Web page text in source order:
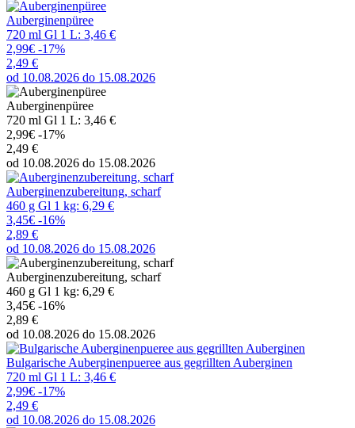
Auberginenpüree
720 ml Gl 1 L: 3,46 €
2,99€ -17%
2,49 €
od 10.08.2026 do 15.08.2026
Auberginenpüree
720 ml Gl 1 L: 3,46 €
2,99€ -17%
2,49 €
od 10.08.2026 do 15.08.2026
Auberginenzubereitung, scharf
460 g Gl 1 kg: 6,29 €
3,45€ -16%
2,89 €
od 10.08.2026 do 15.08.2026
Auberginenzubereitung, scharf
460 g Gl 1 kg: 6,29 €
3,45€ -16%
2,89 €
od 10.08.2026 do 15.08.2026
Bulgarische Auberginenpueree aus gegrillten Auberginen
720 ml Gl 1 L: 3,46 €
2,99€ -17%
2,49 €
od 10.08.2026 do 15.08.2026